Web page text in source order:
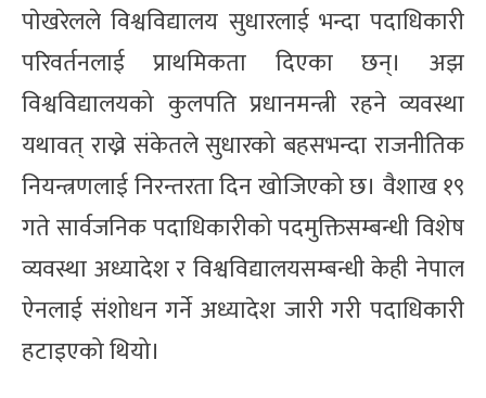
पाेखरेलले विश्वविद्यालय सुधारलाई भन्दा पदाधिकारी
परिवर्तनलाई प्राथमिकता दिएका छन्। अझ
विश्वविद्यालयको कुलपति प्रधानमन्त्री रहने व्यवस्था
यथावत् राख्ने संकेतले सुधारको बहसभन्दा राजनीतिक
नियन्त्रणलाई निरन्तरता दिन खोजिएको छ। वैशाख १९
गते सार्वजनिक पदाधिकारीको पदमुक्तिसम्बन्धी विशेष
व्यवस्था अध्यादेश र विश्वविद्यालयसम्बन्धी केही नेपाल
ऐनलाई संशोधन गर्ने अध्यादेश जारी गरी पदाधिकारी
हटाइएको थियो।